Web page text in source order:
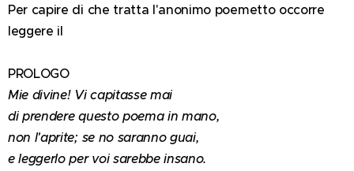
Per capire di che tratta l'anonimo poemetto occorre
leggere il
PROLOGO
Mie divine! Vi capitasse mai
di prendere questo poema in mano,
non l'aprite; se no saranno guai,
e leggerlo per voi sarebbe insano.